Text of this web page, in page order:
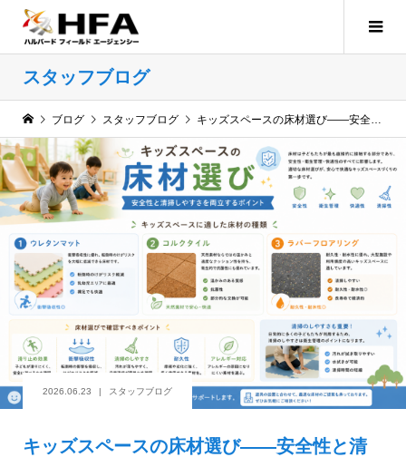
スタッフブログ
ブログ スタッフブログ キッズスペースの床材選び——安全性と清掃しやすさを両立するポイント
2026.06.23 スタッフブログ
キッズスペースの床材選び——安全性と清